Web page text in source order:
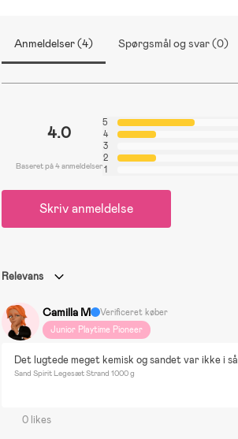
Anmeldelser (4) Spørgsmål og svar (0)
4.0
Baseret på 4 anmeldelser
5
4
3
2
1
Skriv anmeldelse
Relevans
Camilla M
Verificeret køber
Junior Playtime Pioneer
Det lugtede meget kemisk og sandet var ikke i
Sand Spirit Legesæt Strand 1000 g
0 likes